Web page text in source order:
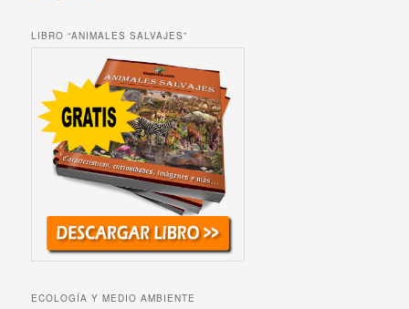
LIBRO “ANIMALES SALVAJES”
ECOLOGÍA Y MEDIO AMBIENTE